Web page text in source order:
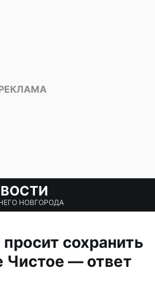
НОВГОРОДА
сохранить
Чистое — ответ